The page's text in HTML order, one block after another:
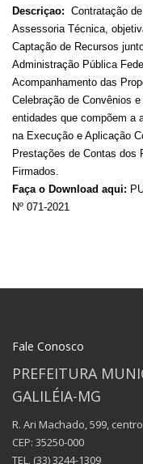
Descriçao: Contratação
Assessoria Técnica,
Captação de Recursos
Administração Pública
Acompanhamento das
Celebração de Convênios
entidades que compõem a
na Execução e Aplicação
Prestações de Contas dos
Firmados.
Faça o Download aqui:
Nº 071-2021
Fale Conosco
PREFEITURA
GALILÉIA-MG
R. Ari Machado, 599, centro
CEP: 35250-000
TEL. (33) 3244-1309